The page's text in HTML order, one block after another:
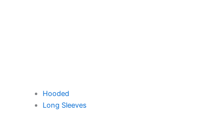
Hooded
Long Sleeves